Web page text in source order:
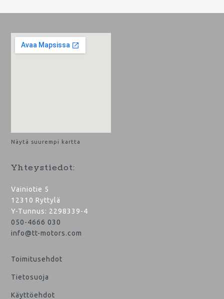
Footer
Näytä suurempi kartta
Yhteystiedot:
Vainiotie 5
12310 Ryttylä
Y-Tunnus: 2298339-4
050-4666 030
info@tt-motors.com
Toimitusehdot
Tietosuoja
Käyttöehdot